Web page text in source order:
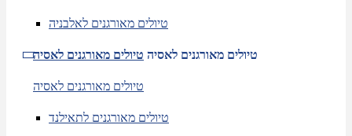
טיולים מאורגנים לאלבניה
טיולים מאורגנים לאסיה טיולים מאורגנים לאסיה
טיולים מאורגנים לאסיה
טיולים מאורגנים לתאילנד